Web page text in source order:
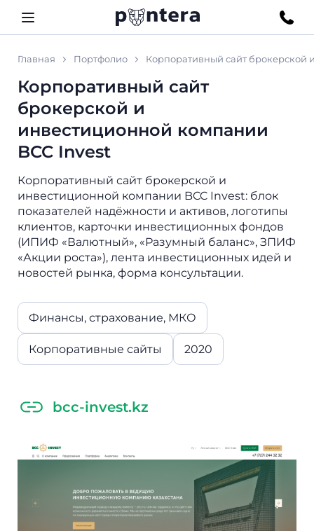
Главная Портфолио Корпоративный сайт брокерской
Корпоративный сайт
брокерской и
инвестиционной компании
BCC Invest
Корпоративный сайт брокерской и
инвестиционной компании BCC Invest: блок
показателей надёжности и активов, логотипы
клиентов, карточки инвестиционных фондов
(ИПИФ «Валютный», «Разумный баланс», ЗПИФ
«Акции роста»), лента инвестиционных идей и
новостей рынка, форма консультации.
Финансы, страхование, МКО
Корпоративные сайты 2020
bcc-invest.kz